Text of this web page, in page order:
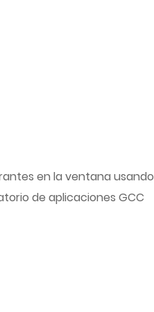
en la ventana usando
de aplicaciones GCC